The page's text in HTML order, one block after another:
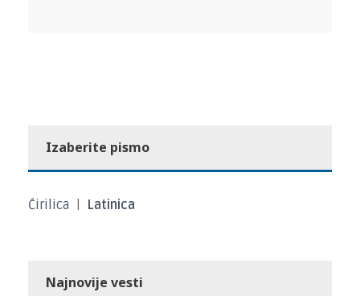
Izaberite pismo
Ćirilica Latinica
Najnovije vesti